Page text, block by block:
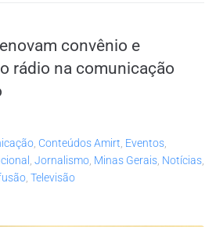
convênio e
rádio na comunicação
Conteúdos Amirt Eventos
Jornalismo Minas Gerais Notícias
Televisão